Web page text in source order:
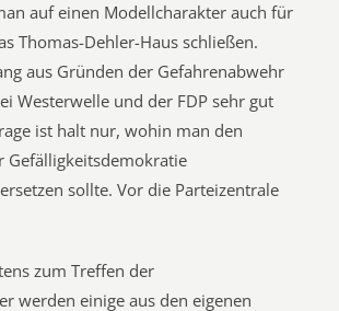
auf einen Modellcharakter auch für
Thomas-Dehler-Haus schließen.
aus Gründen der Gefahrenabwehr
Westerwelle und der FDP sehr gut
ist halt nur, wohin man den
Gefälligkeitsdemokratie
sollte. Vor die Parteizentrale
zum Treffen der
werden einige aus den eigenen